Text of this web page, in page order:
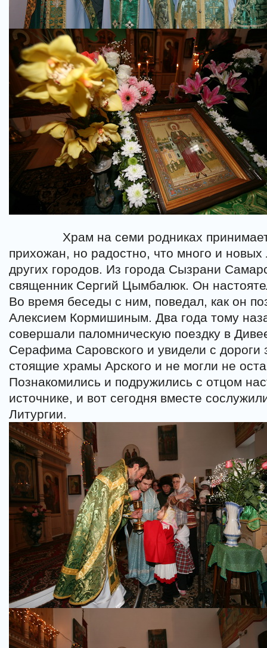
Храм на семи родниках
прихожан, но радостно, что много и новых
других городов. Из города Сызрани
священник Сергий Цымбалюк. Он
Во время беседы с ним, поведал, как он
Алексием Кормишиным. Два года тому
совершали паломническую поездку в
Серафима Саровского и увидели с дороги
стоящие храмы Арского и не могли не
Познакомились и подружились с отцом
источнике, и вот сегодня вместе
Литургии.